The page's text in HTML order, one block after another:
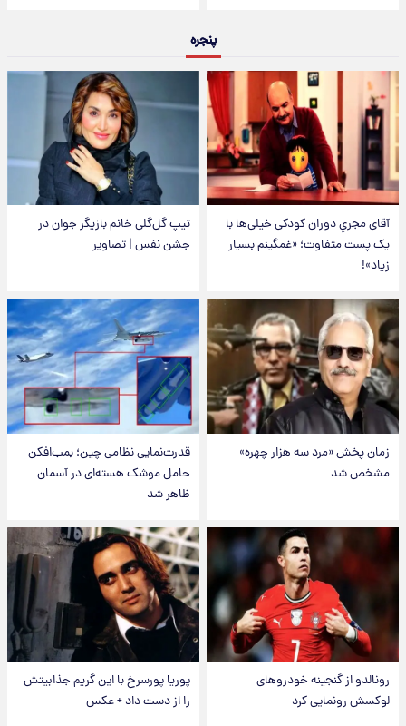
پنجره
آقای مجریِ دوران کودکی خیلی‌ها با
یک پست متفاوت؛ «غمگینم بسیار
زیاد»!
تیپ گل‌گلی خانم بازیگر جوان در
جشن نفس | تصاویر
زمان پخش «مرد سه هزار چهره»
مشخص شد
قدرت‌نمایی نظامی چین؛ بمب‌افکن
حامل موشک هسته‌ای در آسمان
ظاهر شد
رونالدو از گنجینه خودروهای
لوکسش رونمایی کرد
پوریا پورسرخ با این گریم جذابیتش
را از دست داد + عکس